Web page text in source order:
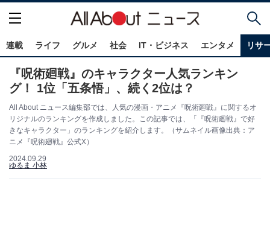
連載 ライフ グルメ 社会 IT・ビジネス エンタメ リサ
『呪術廻戦』のキャラクター人気ランキン
グ！ 1位「五条悟」、続く2位は？
All About ニュース編集部では、人気の漫画・アニメ『呪術廻戦』に関するオ
リジナルのランキングを作成しました。この記事では、「『呪術廻戦』で好
きなキャラクター」のランキングを紹介します。（サムネイル画像出典：ア
ニメ『呪術廻戦』公式X）
2024.09.29
ゆるま 小林